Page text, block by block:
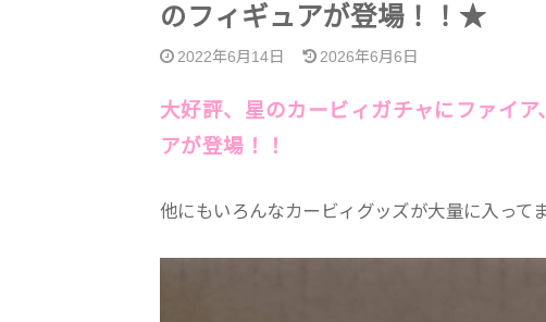
のフィギュアが登場！！★
2022年6月14日 2026年6月6日
大好評、星のカービィガチャにファイ
アが登場！！
他にもいろんなカービィグッズが大量に入って